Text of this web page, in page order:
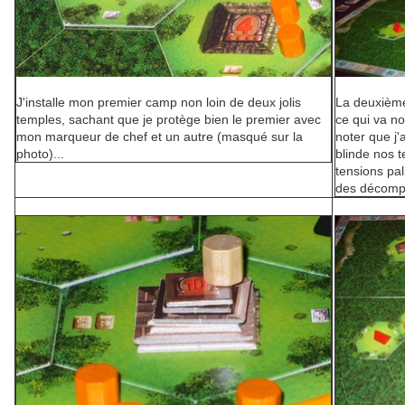
J'installe mon premier camp non loin de deux jolis
temples, sachant que je protège bien le premier avec
mon marqueur de chef et un autre (masqué sur la
photo)...
La
ce qui va
noter que
blinde nos
tensions
des